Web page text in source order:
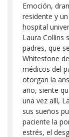
Emoción,
residente y
hospital
Laura Collins
padres, que
Whitestone
médicos del
otorgan la
año, siente
una vez allí,
sus sueños
paciente la
estrés, el